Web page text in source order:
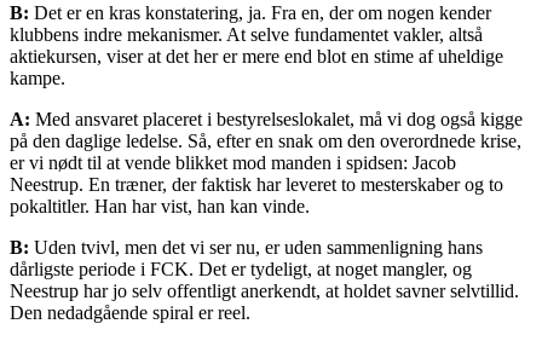
B: Det er en kras konstatering, ja. Fra en, der om nogen kender
klubbens indre mekanismer. At selve fundamentet vakler, altså
aktiekursen, viser at det her er mere end blot en stime af uheldige
kampe.
A: Med ansvaret placeret i bestyrelseslokalet, må vi dog også kigge
på den daglige ledelse. Så, efter en snak om den overordnede krise,
er vi nødt til at vende blikket mod manden i spidsen: Jacob
Neestrup. En træner, der faktisk har leveret to mesterskaber og to
pokaltitler. Han har vist, han kan vinde.
B: Uden tvivl, men det vi ser nu, er uden sammenligning hans
dårligste periode i FCK. Det er tydeligt, at noget mangler, og
Neestrup har jo selv offentligt anerkendt, at holdet savner selvtillid.
Den nedadgående spiral er reel.